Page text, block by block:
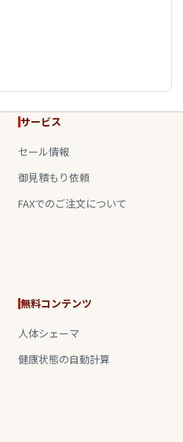
サービス
セール情報
御見積もり依頼
FAXでのご注文について
無料コンテンツ
人体シェーマ
健康状態の自動計算